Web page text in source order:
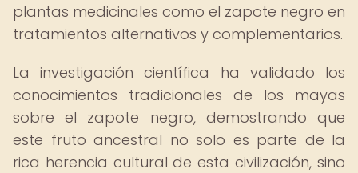
plantas medicinales como el zapote negro en
tratamientos alternativos y complementarios.
La investigación científica ha validado los
conocimientos tradicionales de los mayas
sobre el zapote negro, demostrando que
este fruto ancestral no solo es parte de la
rica herencia cultural de esta civilización, sino